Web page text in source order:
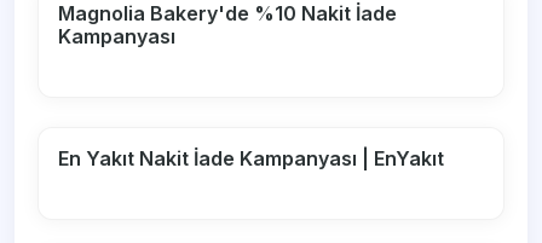
Magnolia Bakery'de %10 Nakit İade
Kampanyası
En Yakıt Nakit İade Kampanyası | EnYakıt